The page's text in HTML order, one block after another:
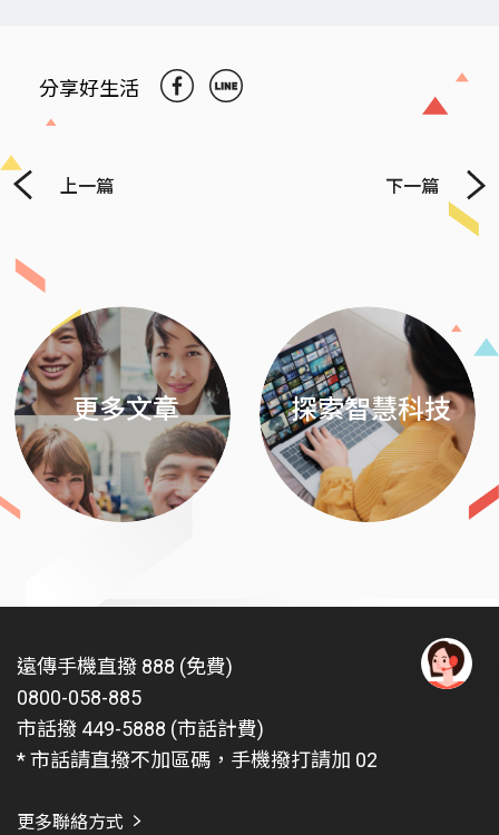
分享好生活
上一篇 下一篇
更多文章 探索智慧科技
遠傳手機直撥 888 (免費)
0800-058-885
市話撥 449-5888 (市話計費)
* 市話請直撥不加區碼，手機撥打請加 02
更多聯絡方式